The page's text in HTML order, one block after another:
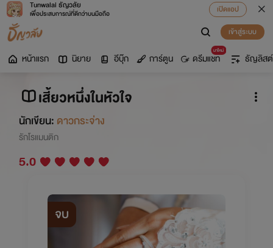
Tunwalai ธัญวลัย
เพื่อประสบการณ์ที่ดีกว่าบนมือถือ
เปิดแอป
เข้าสู่ระบบ
หน้าแรก นิยาย อีบุ๊ก การ์ตูน
มาใหม่
ดรีมแชท ธัญลิสต์
เสี้ยวหนึ่งในหัวใจ
นักเขียน: ดาวกระจ่าง
รักโรแมนติก
5.0
จบ